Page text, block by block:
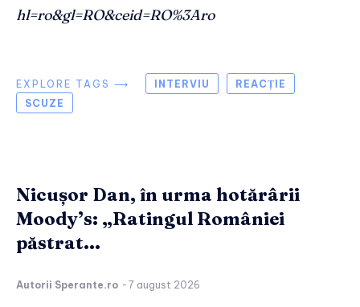
hl=ro&gl=RO&ceid=RO%3Aro
EXPLORE TAGS ⟶ INTERVIU
REACȚIE
SCUZE
Nicușor Dan, în urma hotărârii
Moody’s: „Ratingul României
păstrat...
Autorii Sperante.ro - 7 august 2026